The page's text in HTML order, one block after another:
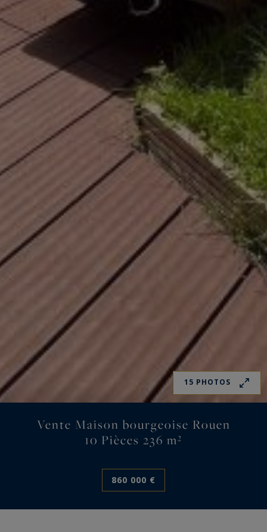
15 PHOTOS
Vente Maison bourgeoise Rouen
10 Pièces 236 m²
860 000 €